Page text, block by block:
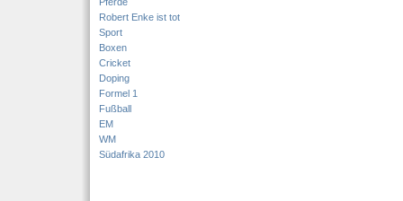
Robert Enke ist tot
Sport
Boxen
Cricket
Doping
Formel 1
Fußball
EM
WM
Südafrika 2010